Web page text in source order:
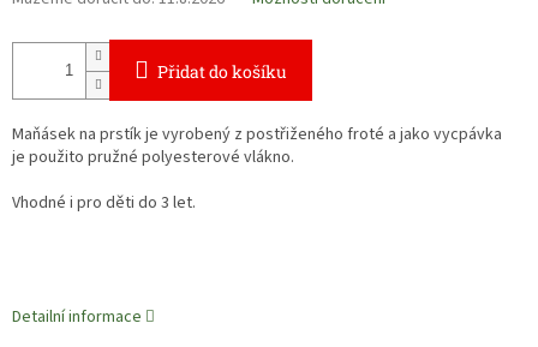
Přidat do košíku
Maňásek na prstík je vyrobený z postřiženého froté a jako vycpávka
je použito pružné polyesterové vlákno.
Vhodné i pro děti do 3 let.
Detailní informace